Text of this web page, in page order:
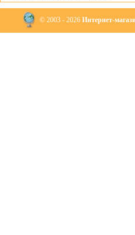
© 2003 - 2026 Интернет-